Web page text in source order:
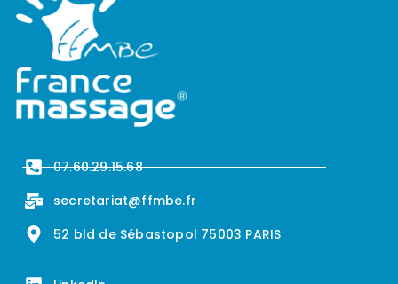
07.60.29.15.68
secretariat@ffmbe.fr
52 bld de Sébastopol 75003 PARIS